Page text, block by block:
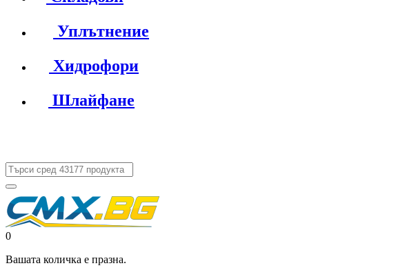
Уплътнение
Хидрофори
Шлайфане
0
Вашата количка е празна.